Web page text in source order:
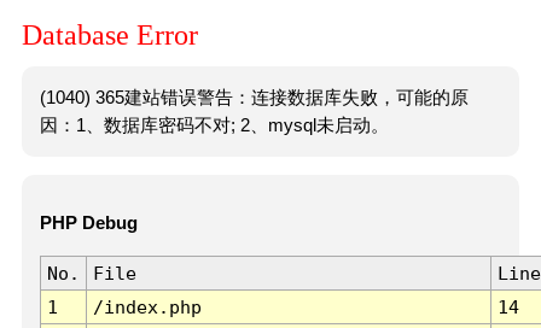
Database Error
(1040) 365建站错误警告：连接数据库失败，可能的原
因：1、数据库密码不对; 2、mysql未启动。
PHP Debug
No. File
Line
1
/index.php 14